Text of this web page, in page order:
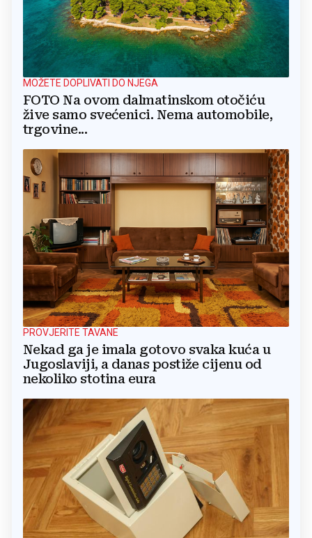
MOŽETE DOPLIVATI DO NJEGA
FOTO Na ovom dalmatinskom otočiću
žive samo svećenici. Nema automobile,
trgovine...
PROVJERITE TAVANE
Nekad ga je imala gotovo svaka kuća u
Jugoslaviji, a danas postiže cijenu od
nekoliko stotina eura